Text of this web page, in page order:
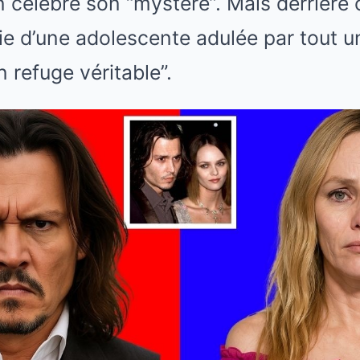
d’une adolescente adulée par tout
refuge véritable”.